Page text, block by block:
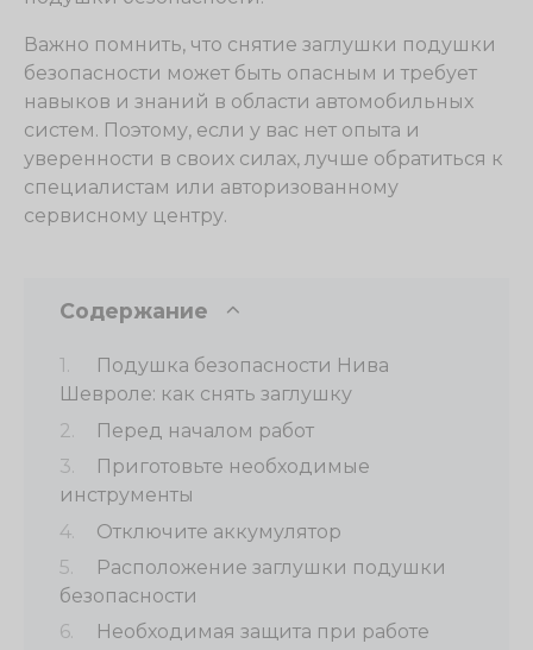
Важно помнить, что снятие заглушки подушки
безопасности может быть опасным и требует
навыков и знаний в области автомобильных
систем. Поэтому, если у вас нет опыта и
уверенности в своих силах, лучше обратиться к
специалистам или авторизованному
сервисному центру.
Содержание
Подушка безопасности Нива
Шевроле: как снять заглушку
Перед началом работ
Приготовьте необходимые
инструменты
Отключите аккумулятор
Расположение заглушки подушки
безопасности
Необходимая защита при работе